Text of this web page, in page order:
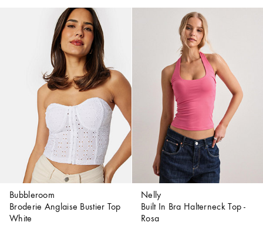
Bubbleroom
Broderie Anglaise Bustier Top
White
Nelly
Built In Bra Halterneck Top -
Rosa